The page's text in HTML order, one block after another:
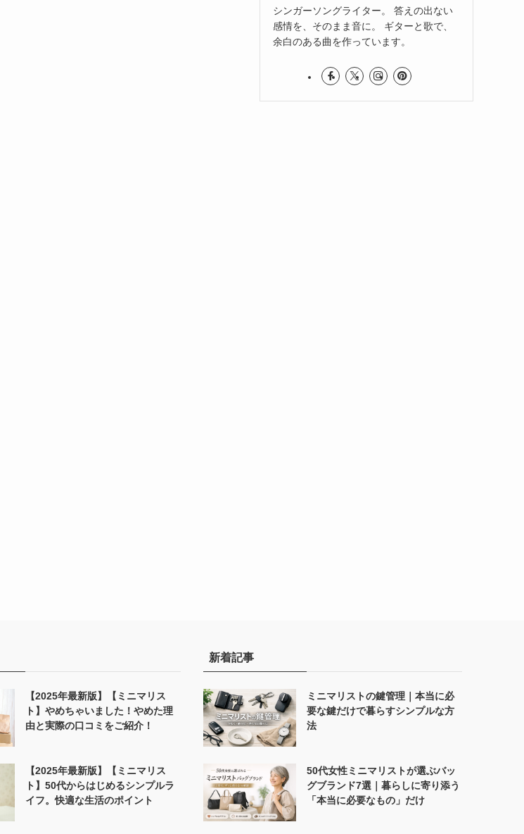
シンガーソングライター。 答えの出ない
感情を、そのまま音に。 ギターと歌で、
余白のある曲を作っています。
【2025年最新版】【ミニマリス
ト】やめちゃいました！やめた理
由と実際の口コミをご紹介！
【2025年最新版】【ミニマリス
ト】50代からはじめるシンプルラ
イフ。快適な生活のポイント
新着記事
ミニマリストの鍵管理｜本当に必
要な鍵だけで暮らすシンプルな方
法
50代女性ミニマリストが選ぶバッ
グブランド7選｜暮らしに寄り添う
「本当に必要なもの」だけ